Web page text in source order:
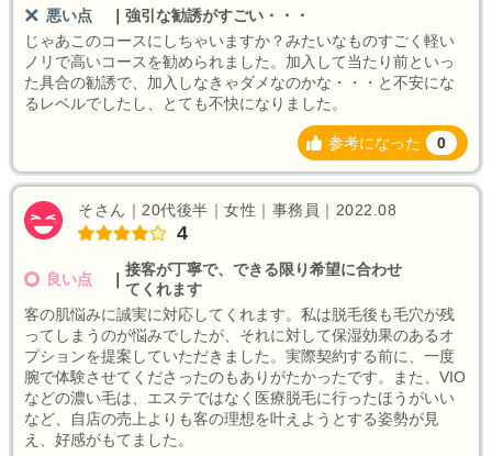
悪い点
強引な勧誘がすごい・・・
じゃあこのコースにしちゃいますか？みたいなものすごく軽い
ノリで高いコースを勧められました。加入して当たり前といっ
た具合の勧誘で、加入しなきゃダメなのかな・・・と不安にな
るレベルでしたし、とても不快になりました。
参考になった 0
そさん｜20代後半｜女性｜事務員｜2022.08
4
良い点
接客が丁寧で、できる限り希望に合わせ
てくれます
客の肌悩みに誠実に対応してくれます。私は脱毛後も毛穴が残
ってしまうのが悩みでしたが、それに対して保湿効果のあるオ
プションを提案していただきました。実際契約する前に、一度
腕で体験させてくださったのもありがたかったです。また、VIO
などの濃い毛は、エステではなく医療脱毛に行ったほうがいい
など、自店の売上よりも客の理想を叶えようとする姿勢が見
え、好感がもてました。